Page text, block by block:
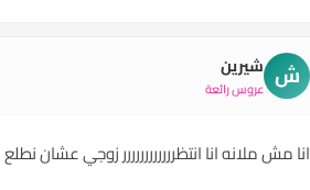
ش شيرين
عروس رائعة
انا مش ملانه انا انتظرررررررررررر زوجي عشان نطلع